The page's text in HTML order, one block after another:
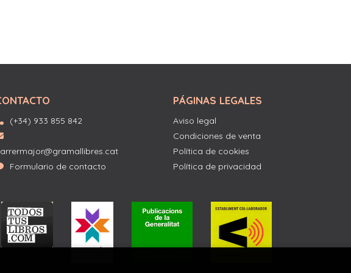
(+34) 933 855 842
Formulario de contacto
PÁGINAS LEGALES
Aviso legal
Condiciones de venta
Política de cookies
Política de privacidad